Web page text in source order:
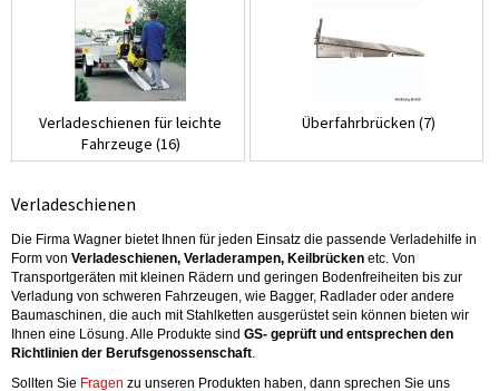
Verladeschienen für leichte
Fahrzeuge (16)
Überfahrbrücken (7)
Verladeschienen
Die Firma Wagner bietet Ihnen für jeden Einsatz die passende Verladehilfe in
Form von Verladeschienen, Verladerampen, Keilbrücken etc. Von
Transportgeräten mit kleinen Rädern und geringen Bodenfreiheiten bis zur
Verladung von schweren Fahrzeugen, wie Bagger, Radlader oder andere
Baumaschinen, die auch mit Stahlketten ausgerüstet sein können bieten wir
Ihnen eine Lösung. Alle Produkte sind GS- geprüft und entsprechen den
Richtlinien der Berufsgenossenschaft.
Sollten Sie Fragen zu unseren Produkten haben, dann sprechen Sie uns